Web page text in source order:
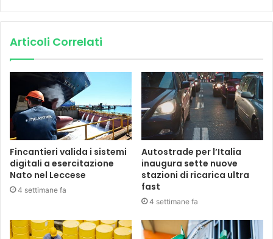
Articoli Correlati
Fincantieri valida i sistemi
digitali a esercitazione
Nato nel Leccese
4 settimane fa
Autostrade per l’Italia
inaugura sette nuove
stazioni di ricarica ultra
fast
4 settimane fa